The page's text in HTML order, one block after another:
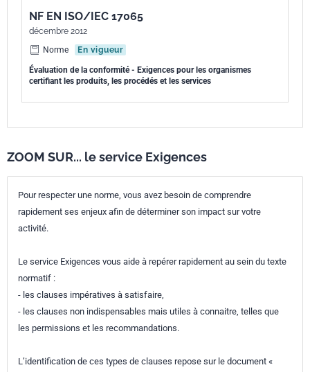
européenne
NF EN ISO/IEC 17065
décembre 2012
Norme
En vigueur
Évaluation de la conformité - Exigences pour les organismes
certifiant les produits, les procédés et les services
ZOOM SUR... le service Exigences
Pour respecter une norme, vous avez besoin de comprendre
rapidement ses enjeux afin de déterminer son impact sur votre
activité.
Le service Exigences vous aide à repérer rapidement au sein du texte
normatif :
- les clauses impératives à satisfaire,
- les clauses non indispensables mais utiles à connaitre, telles que
les permissions et les recommandations.
L’identification de ces types de clauses repose sur le document «